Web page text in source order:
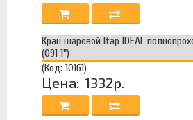
Кран шаровой Itap IDEAL
(091 1")
(Код: 10161)
Цена: 1332р.